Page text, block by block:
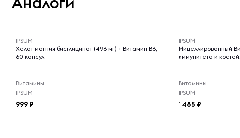
усвоение. Продукт подходит для людей, ведущих
кто хочет поддерживать свое здоровье на высоком
Условия хранения:
Хранить в сухом и прохладном месте, вдали от прямых
IPSUM
Хелат магния бисглицинат (496 мг) + Витамин B6,
60 капсул
Витамины
IPSUM
999
IPSUM
Мицеллированный
иммунитета и
Витамины
IPSUM
1 485